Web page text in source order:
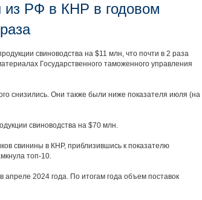
из РФ в КНР в годовом
свиноводства на $11 млн, что почти в 2 раза
Государственного таможенного управления
снизились. Они также были ниже показателя июля (на
свиноводства на $70 млн.
свинины в КНР, приблизившись к показателю
топ-10.
2024 года. По итогам года объем поставок